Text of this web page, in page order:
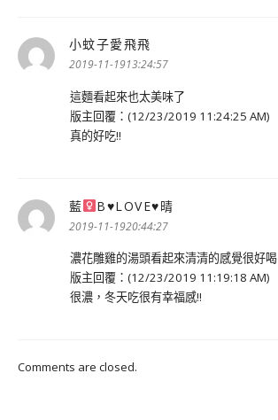
小蚊子愛飛飛
示:
2019-11-1913:24:57
這麵看起來也太美味了
版主回覆：(12/23/2019 11:24:25 AM)
真的好吃!!
藍 Β♥LOVE♥晴
2019-11-1920:44:27
濃花雕雞的湯頭看起來清清的感覺很好喝
版主回覆：(12/23/2019 11:19:18 AM)
很濃，冬天吃很有幸福感!!
Comments are closed.